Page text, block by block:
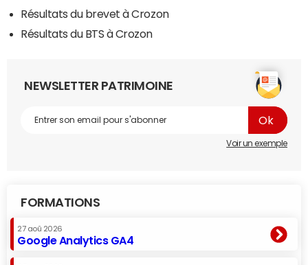
Résultats du brevet à Crozon
Résultats du BTS à Crozon
NEWSLETTER PATRIMOINE
Voir un exemple
FORMATIONS
27 aoû 2026
Google Analytics GA4